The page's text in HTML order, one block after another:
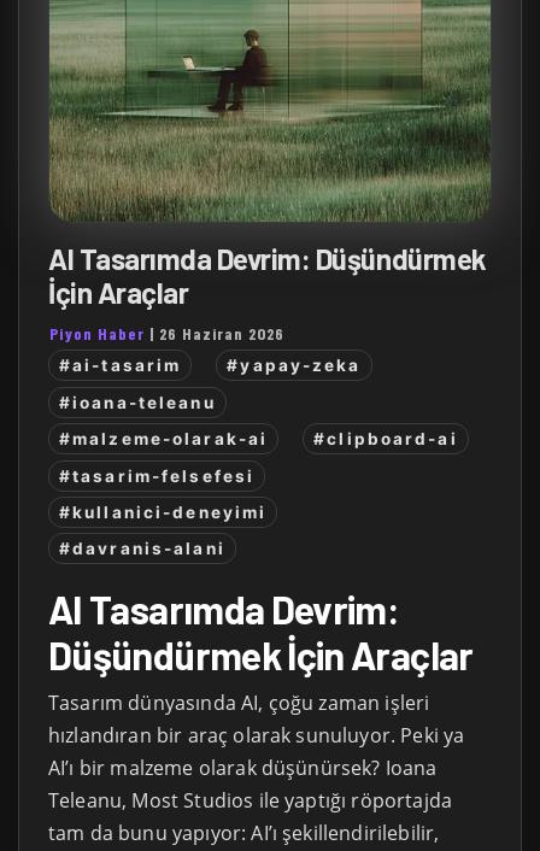
AI Tasarımda Devrim: Düşündürmek
İçin Araçlar
Piyon Haber | 26 Haziran 2026
#ai-tasarim
#yapay-zeka
#ioana-teleanu
#malzeme-olarak-ai
#clipboard-ai
#tasarim-felsefesi
#kullanici-deneyimi
#davranis-alani
AI Tasarımda Devrim:
Düşündürmek İçin Araçlar
Tasarım dünyasında AI, çoğu zaman işleri
hızlandıran bir araç olarak sunuluyor. Peki ya
AI’ı bir malzeme olarak düşünürsek? Ioana
Teleanu, Most Studios ile yaptığı röportajda
tam da bunu yapıyor: AI’ı şekillendirilebilir,